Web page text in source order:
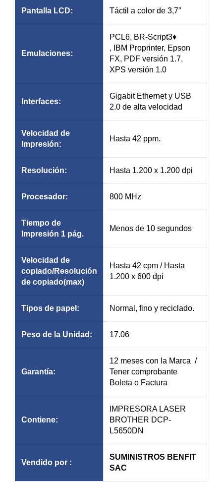
Pantalla LCD: Táctil a color de 3,7″
Emulaciones:
PCL6, BR-Script3♦
, IBM Proprinter, Epson
FX, PDF versión 1.7,
XPS versión 1.0
Interfaces:
Gigabit Ethernet y USB
2.0 de alta velocidad
Velocidad de
Impresión:
Hasta 42 ppm.
Resolución: Hasta 1.200 x 1.200 dpi
Procesador: 800 MHz
Tiempo de
Impresión 1 pág.
Menos de 10 segundos
Velocidad de
copiado/Resolución
de copiado(max)
Hasta 42 cpm / Hasta
1.200 x 600 dpi
Tipos de papel: Normal, fino y reciclado.
Peso de la Unidad: 17.06
Garantía:
12 meses con la Marca /
Tener comprobante
Boleta o Factura
Contiene:
IMPRESORA LASER
BROTHER DCP-
L5650DN
Vendido por :
SUMINISTROS BENFIT
SAC